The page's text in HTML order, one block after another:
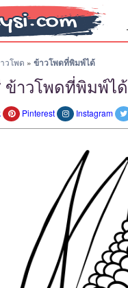
วโพด » ข้าวโพดที่พิมพ์ได้
ข้าวโพดที่พิมพ์ได้
Pinterest Instagram